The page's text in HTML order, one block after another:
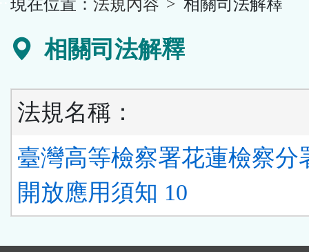
區
現在位置： 法規內容 相關司法解釋
相關司法解釋
法規名稱：
臺灣高等檢察署花蓮檢察分
開放應用須知 10